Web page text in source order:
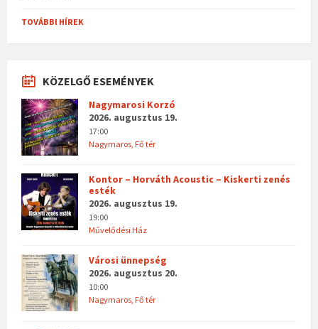
TOVÁBBI HÍREK
KÖZELGŐ ESEMÉNYEK
Nagymarosi Korzó
2026. augusztus 19.
17:00
Nagymaros, Fő tér
Kontor – Horváth Acoustic – Kiskerti zenés
esték
2026. augusztus 19.
19:00
Művelődési Ház
Városi ünnepség
2026. augusztus 20.
10:00
Nagymaros, Fő tér